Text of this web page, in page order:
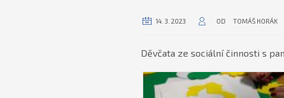
14. 3. 2023 OD TOMÁŠ HORÁK
Děvčata ze sociální činnosti s